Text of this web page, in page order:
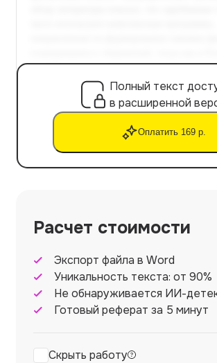
Полный текст
в расширенной
Оплатить 169 р.
Расчет стоимости
Экспорт файла в Word
Уникальность текста: от 90%
Не обнаруживается ИИ-
Готовый реферат за 5 минут
Скрыть работу